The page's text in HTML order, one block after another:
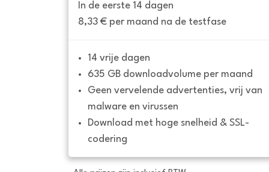
In de eerste 14 dagen
8,33 € per maand na de testfase
14 vrije dagen
635 GB downloadvolume per maand
Geen vervelende advertenties, vrij van
malware en virussen
Download met hoge snelheid & SSL-
codering